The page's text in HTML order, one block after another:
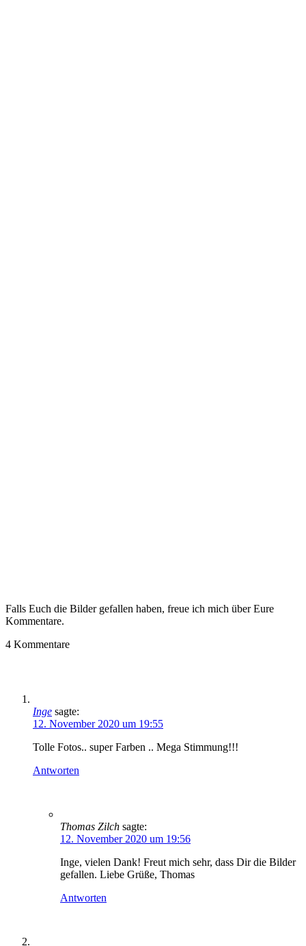
Falls Euch die Bilder gefallen haben, freue ich mich über Eure
Kommentare.
4 Kommentare
Inge sagte:
12. November 2020 um 19:55
Tolle Fotos.. super Farben .. Mega Stimmung!!!
Antworten
Thomas Zilch sagte:
12. November 2020 um 19:56
Inge, vielen Dank! Freut mich sehr, dass Dir die Bilder
gefallen. Liebe Grüße, Thomas
Antworten